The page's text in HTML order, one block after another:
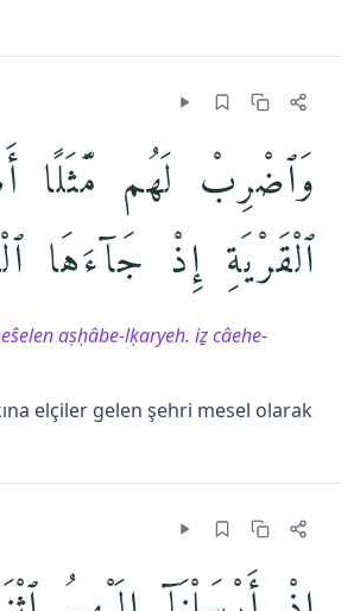
وَٱضْرِبْ لَهُم مَّثَلًا
ٱلْقَرْيَةِ إِذْ جَآءَهَا
aṣḥâbe-lḳaryeh. iẕ câehe-
elçiler gelen şehri mesel olarak